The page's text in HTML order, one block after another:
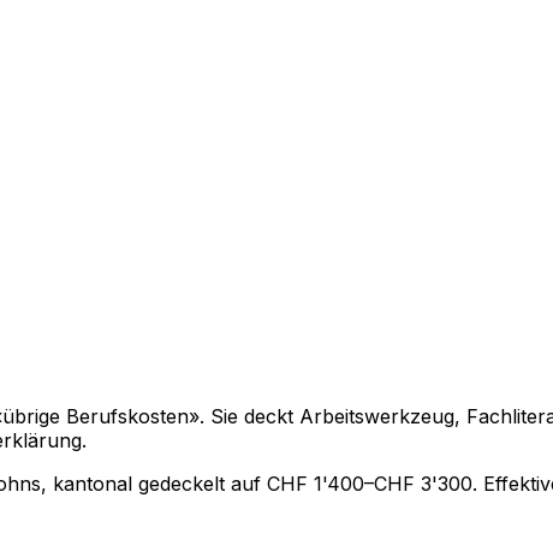
Berufskosten». Sie deckt Arbeitswerkzeug,
kantonal gedeckelt auf CHF 1'400–CHF 3'300.